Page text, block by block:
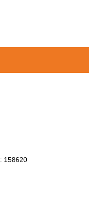
: 158620